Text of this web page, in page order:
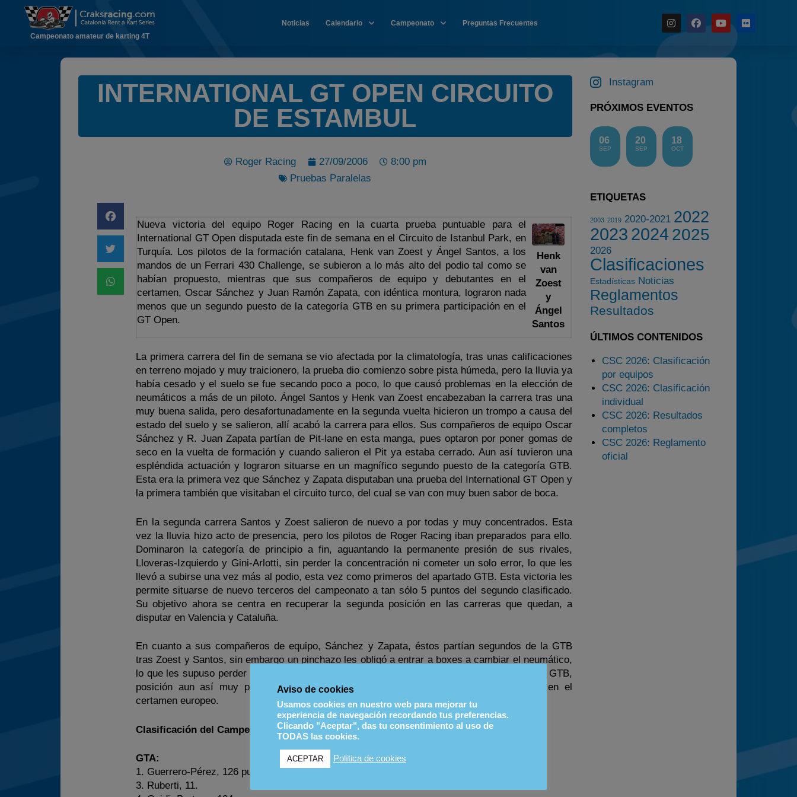
Campeonato amateur de karting 4T
Noticias Calendario Campeonato Preguntas Frecuentes
INTERNATIONAL GT OPEN CIRCUITO
DE ESTAMBUL
Roger Racing 27/09/2006
8:00 pm
Pruebas Paralelas
Nueva victoria del equipo Roger Racing en la cuarta prueba puntuable para el
International GT Open disputada este fin de semana en el Circuito de Istanbul Park, en
Turquía. Los pilotos de la formación catalana, Henk van Zoest y Ángel Santos, a los
mandos de un Ferrari 430 Challenge, se subieron a lo más alto del podio tal como se
habían propuesto, mientras que sus compañeros de equipo y debutantes en el
certamen, Oscar Sánchez y Juan Ramón Zapata, con idéntica montura, lograron nada
menos que un segundo puesto de la categoría GTB en su primera participación en el
GT Open.
Henk
van
Zoest
y
Ángel
Santos
La primera carrera del fin de semana se vio afectada por la climatología, tras unas calificaciones
en terreno mojado y muy traicionero, la prueba dio comienzo sobre pista húmeda, pero la lluvia ya
había cesado y el suelo se fue secando poco a poco, lo que causó problemas en la elección de
neumáticos a más de un piloto. Ángel Santos y Henk van Zoest encabezaban la carrera tras una
muy buena salida, pero desafortunadamente en la segunda vuelta hicieron un trompo a causa del
estado del suelo y se salieron, allí acabó la carrera para ellos. Sus compañeros de equipo Oscar
Sánchez y R. Juan Zapata partían de Pit-lane en esta manga, pues optaron por poner gomas de
seco en la vuelta de formación y cuando salieron el Pit ya estaba cerrado. Aun así tuvieron una
espléndida actuación y lograron situarse en un magnífico segundo puesto de la categoría GTB.
Esta era la primera vez que Sánchez y Zapata disputaban una prueba del International GT Open y
la primera también que visitaban el circuito turco, del cual se van con muy buen sabor de boca.
En la segunda carrera Santos y Zoest salieron de nuevo a por todas y muy concentrados. Esta
vez la lluvia hizo acto de presencia, pero los pilotos de Roger Racing iban preparados para ello.
Dominaron la categoría de principio a fin, aguantando la permanente presión de sus rivales,
Lloveras-Izquierdo y Gini-Arlotti, sin perder la concentración ni cometer un solo error, lo que les
llevó a subirse una vez más al podio, esta vez como primeros del apartado GTB. Esta victoria les
permite situarse de nuevo terceros del campeonato a tan sólo 5 puntos del segundo clasificado.
Su objetivo ahora se centra en recuperar la segunda posición en las carreras que quedan, a
disputar en Valencia y Cataluña.
En cuanto a sus compañeros de equipo, Sánchez y Zapata, éstos partían segundos de la GTB
tras Zoest y Santos, sin embargo un pinchazo les obligó a entrar a boxes a cambiar el neumático,
lo que les supuso perder un tiempo muy importante, clasificándose finalmente quintos de la GTB,
posición aun así muy positiva teniendo en cuenta la falta de rodaje de estos pilotos en el
certamen europeo.
Clasificación del Campeonato tras Turquía (4 de 6)
GTA:
1. Guerrero-Pérez, 126 puntos.
3. Ruberti, 11.
Instagram
PRÓXIMOS EVENTOS
06
SEP
20
SEP
18
OCT
ETIQUETAS
2003 2019 2020-2021 2022
2023 20242025
2026
Clasificaciones
Estadísticas Noticias
Reglamentos
Resultados
ÚLTIMOS CONTENIDOS
CSC 2026: Clasificación
por equipos
CSC 2026: Clasificación
individual
CSC 2026: Resultados
completos
CSC 2026: Reglamento
oficial
Aviso de cookies
Usamos cookies en nuestro web para mejorar tu
experiencia de navegación recordando tus preferencias.
Clicando "Aceptar", das tu consentimiento al uso de
TODAS las cookies.
ACEPTAR Política de cookies